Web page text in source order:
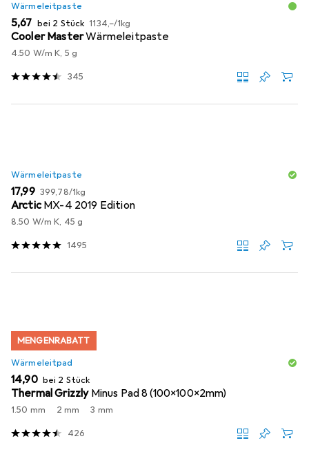
Wärmeleitpaste
EUR
5,67 bei 2 Stück EUR
1134,–/1kg
Cooler MasterWärmeleitpaste
4.50 W/m K, 5 g
345
Wärmeleitpaste
EUR
17,99 EUR
399,78/1kg
Arctic MX-4 2019 Edition
8.50 W/m K, 45 g
1495
MENGENRABATT
Wärmeleitpad
EUR
14,90 bei 2 Stück
Thermal Grizzly Minus Pad 8 (100x100x2mm)
1.50 mm 2 mm 3 mm
426